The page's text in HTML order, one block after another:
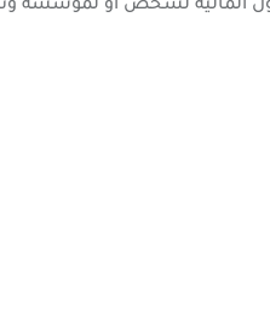
المالية لشخص أو لمؤسسة